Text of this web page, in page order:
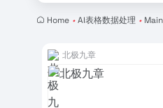
Home • AI表格数据处理 •
北极九章